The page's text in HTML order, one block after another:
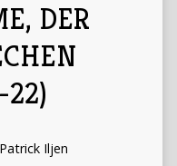
DER
22)
Patrick Iljen